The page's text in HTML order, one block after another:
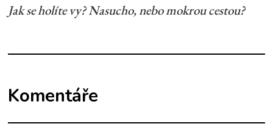
Jak se holíte vy? Nasucho, nebo mokrou cestou?
Komentáře